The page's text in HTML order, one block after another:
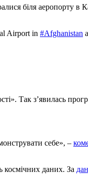
біля аеропорту в
Airport in #Afghanistan
Так з’явилась
себе», –
космічних даних. За